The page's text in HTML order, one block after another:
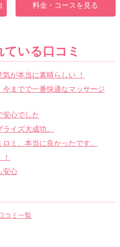
料金・コースを見る
ている口コミ
が本当に素晴らしい ！
今までで一番快適なマッサージ
安心でした
イズ大成功。
ミ、本当に良かったです。
安心
コミ一覧